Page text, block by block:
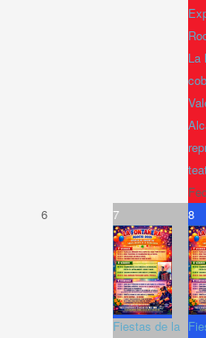
La
6 7
Fiestas de la
8